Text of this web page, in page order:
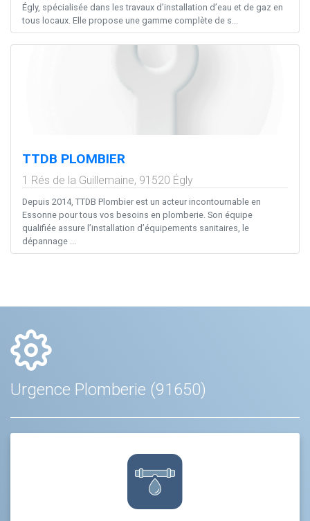
Égly, spécialisée dans les travaux d’installation d’eau et de gaz en
tous locaux. Elle propose une gamme complète de s...
TTDB PLOMBIER
1 Rés de la Guillemaine, 91520 Égly
Depuis 2014, TTDB Plombier est un acteur incontournable en
Essonne pour tous vos besoins en plomberie. Son équipe
qualifiée assure l’installation d’équipements sanitaires, le
dépannage ...
Urgence Plomberie (91650)